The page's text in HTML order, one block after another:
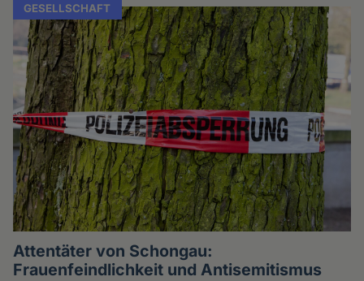
GESELLSCHAFT
Attentäter von Schongau:
Frauenfeindlichkeit und Antisemitismus